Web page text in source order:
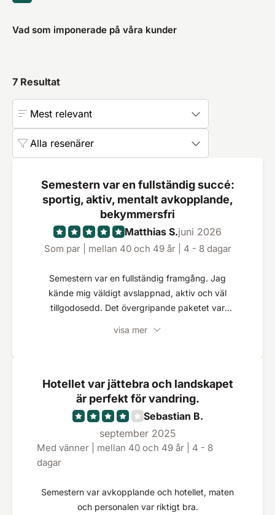
Vad som imponerade på våra kunder
7 Resultat
Mest relevant
Alla resenärer
Semestern var en fullständig succé:
sportig, aktiv, mentalt avkopplande,
bekymmersfri
Matthias S.juni 2026
Som par | mellan 40 och 49 år | 4 - 8 dagar
Semestern var en fullständig framgång. Jag
kände mig väldigt avslappnad, aktiv och väl
tillgodosedd. Det övergripande paketet var
visa mer
Hotellet var jättebra och landskapet
är perfekt för vandring.
Sebastian B.
september 2025
Med vänner | mellan 40 och 49 år | 4 - 8
dagar
Semestern var avkopplande och hotellet, maten
och personalen var riktigt bra.